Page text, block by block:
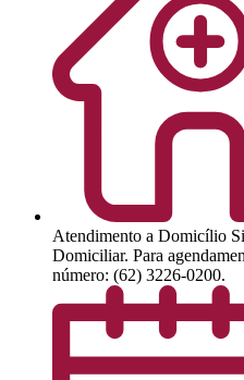
Atendimento a Domicílio
Domiciliar. Para
número: (62) 3226-0200.